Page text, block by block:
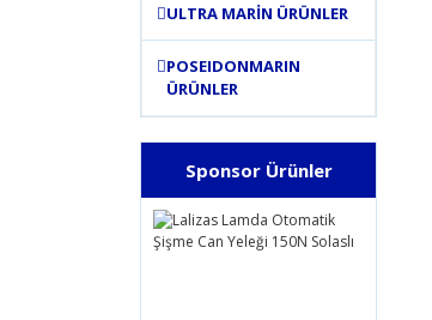
ULTRA MARİN ÜRÜNLER
POSEIDONMARIN
ÜRÜNLER
Sponsor Ürünler